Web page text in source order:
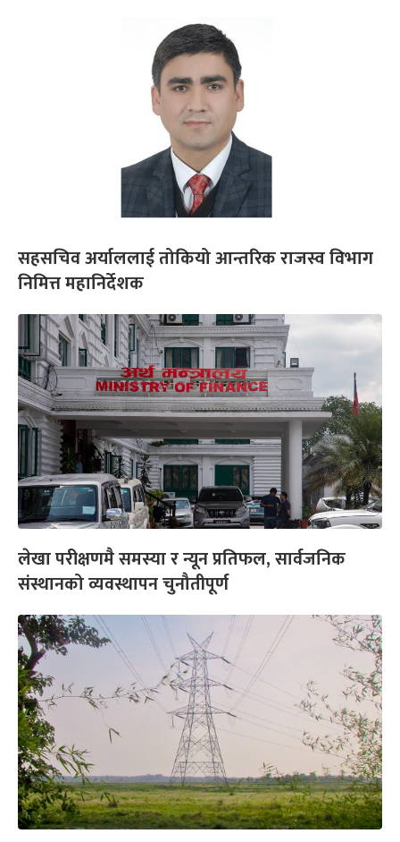
सहसचिव अर्याललाई तोकियो आन्तरिक राजस्व विभाग
निमित्त महानिर्देशक
लेखा परीक्षणमै समस्या र न्यून प्रतिफल, सार्वजनिक
संस्थानको व्यवस्थापन चुनौतीपूर्ण